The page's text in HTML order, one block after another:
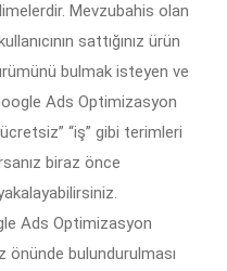
Mevzubahis olan
sattığınız ürün
bulmak isteyen ve
Ads Optimizasyon
“iş” gibi terimleri
biraz önce
Ads Optimizasyon
bulundurulması